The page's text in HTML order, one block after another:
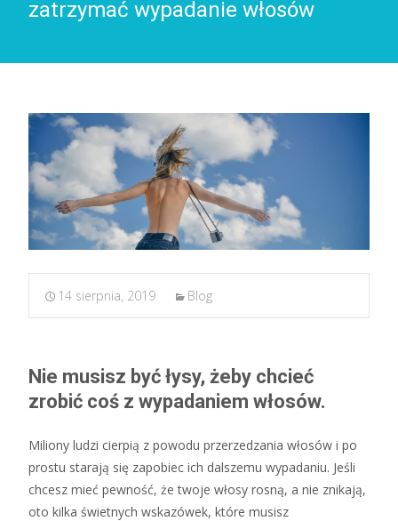
zatrzymać wypadanie włosów
14 sierpnia, 2019 Blog
Nie musisz być łysy, żeby chcieć
zrobić coś z wypadaniem włosów.
Miliony ludzi cierpią z powodu przerzedzania włosów i po
prostu starają się zapobiec ich dalszemu wypadaniu. Jeśli
chcesz mieć pewność, że twoje włosy rosną, a nie znikają,
oto kilka świetnych wskazówek, które musisz